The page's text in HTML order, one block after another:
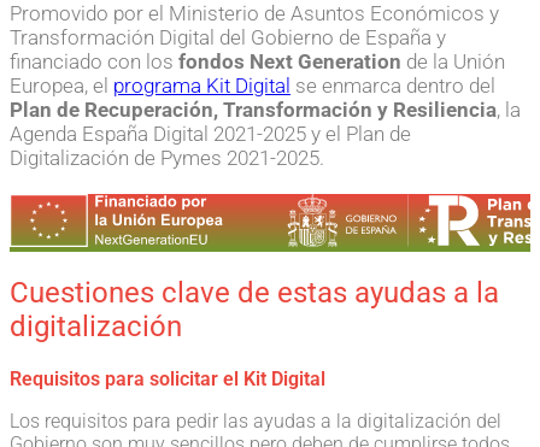
Promovido por el Ministerio de Asuntos Económicos y
Transformación Digital del Gobierno de España y
financiado con los fondos Next Generation de la Unión
Europea, el programa Kit Digital se enmarca dentro del
Plan de Recuperación, Transformación y Resiliencia, la
Agenda España Digital 2021-2025 y el Plan de
Digitalización de Pymes 2021-2025.
Cuestiones clave de estas ayudas a la
digitalización
Requisitos para solicitar el Kit Digital
Los requisitos para pedir las ayudas a la digitalización del